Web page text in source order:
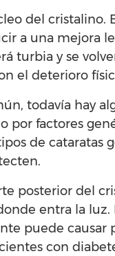
del cristalino.
a una mejora
turbia y se
el deterioro
todavía hay
por factores
de cataratas
posterior del
entra la
puede causar
con